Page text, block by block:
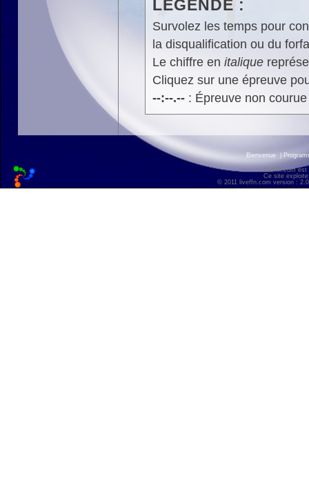
LÉGENDE :
Survolez les temps pour
la disqualification ou du
Le chiffre en italique
Cliquez sur une épreuve
--:--.--: Épreuve non
Bienvenue
liveffn.com est
Ce site
© 2011 liveffn.com version :